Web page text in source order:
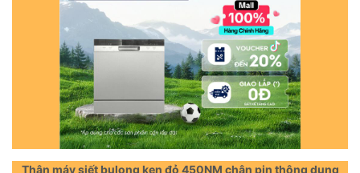
Thân máy siết bulong ken đỏ 450NM chân pin thông dụng